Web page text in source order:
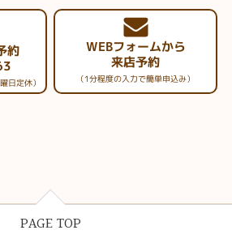
約
日定休）
WEBフォームから
来店予約
（1分程度の入力で簡単申込み）
PAGE TOP